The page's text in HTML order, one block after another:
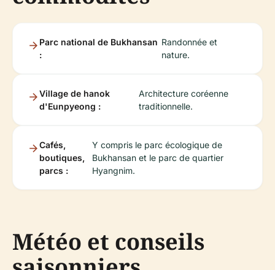
Parc national de Bukhansan
:
Randonnée et
nature.
Village de hanok
d'Eunpyeong :
Architecture coréenne
traditionnelle.
Cafés,
boutiques,
parcs :
Y compris le parc écologique de
Bukhansan et le parc de quartier
Hyangnim.
Météo et conseils